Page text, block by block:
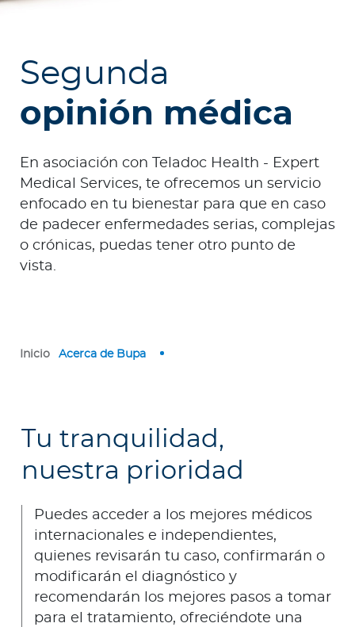
e
Ingresar a Mi Bupa
Para Agentes
Segunda
opinión médica
En asociación con Teladoc Health - Expert
Medical Services, te ofrecemos un servicio
enfocado en tu bienestar para que en caso
de padecer enfermedades serias, complejas
o crónicas, puedas tener otro punto de
vista.
Inicio Acerca de Bupa
Tu tranquilidad,
nuestra prioridad
Puedes acceder a los mejores médicos
internacionales e independientes,
quienes revisarán tu caso, confirmarán o
modificarán el diagnóstico y
recomendarán los mejores pasos a tomar
para el tratamiento, ofreciéndote una